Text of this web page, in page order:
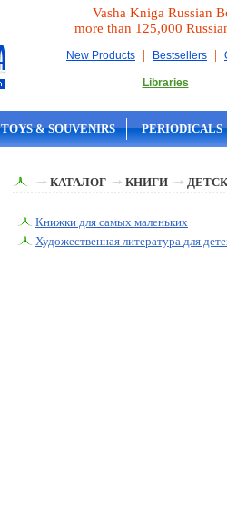
Vasha Kniga Russian
more than 125,000
New Products | Bestsellers |
Libraries
TOYS & SOUVENIRS PERIODICALS
КАТАЛОГ КНИГИ
Книжки для самых маленьких
Художественная литература для